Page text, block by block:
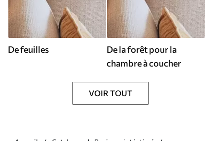
De feuilles
De la forêt pour la
chambre à coucher
VOIR TOUT